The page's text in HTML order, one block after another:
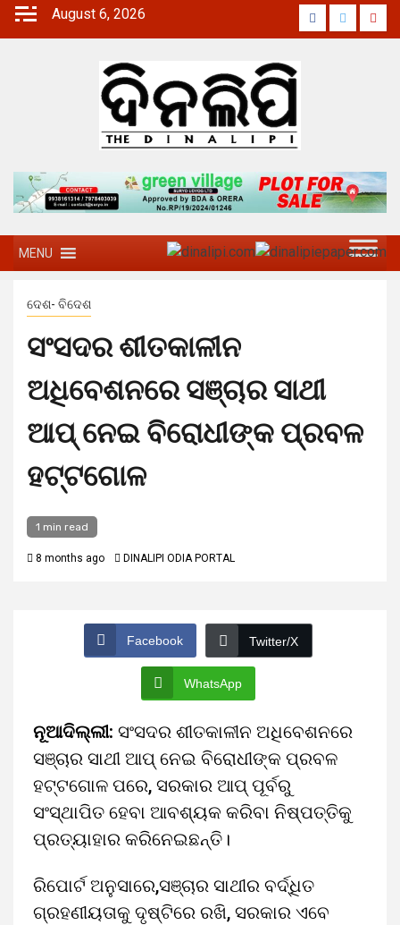
August 6, 2026
MENU
ଦେଶ- ବିଦେଶ
ସଂସଦର ଶୀତକାଳୀନ
ଅଧିବେଶନରେ ସଞ୍ଚାର ସାଥୀ
ଆପ୍ ନେଇ ବିରୋଧୀଙ୍କ ପ୍ରବଳ
ହଟ୍ଟଗୋଳ
1 min read
8 months ago DINALIPI ODIA PORTAL
Facebook Twitter/X
WhatsApp
ନୂଆଦିଲ୍ଲୀ: ସଂସଦର ଶୀତକାଳୀନ ଅଧିବେଶନରେ
ସଞ୍ଚାର ସାଥୀ ଆପ୍ ନେଇ ବିରୋଧୀଙ୍କ ପ୍ରବଳ
ହଟ୍ଟଗୋଳ ପରେ, ସରକାର ଆପ୍ ପୂର୍ବରୁ
ସଂସ୍ଥାପିତ ହେବା ଆବଶ୍ୟକ କରିବା ନିଷ୍ପତ୍ତିକୁ
ପ୍ରତ୍ୟାହାର କରିନେଇଛନ୍ତି।
ରିପୋର୍ଟ ଅନୁସାରେ,ସଞ୍ଚାର ସାଥୀର ବର୍ଦ୍ଧିତ
ଗ୍ରହଣୀୟତାକୁ ଦୃଷ୍ଟିରେ ରଖି, ସରକାର ଏବେ